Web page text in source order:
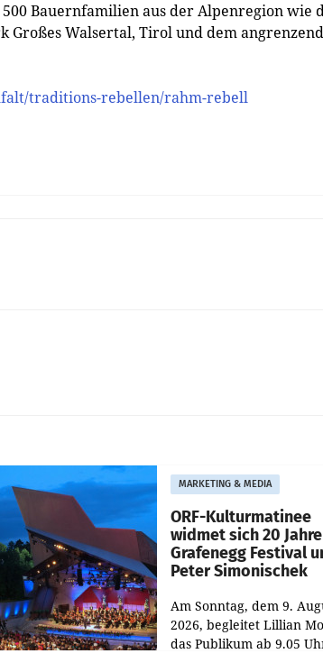
Bauernfamilien aus der Alpenregion wie
Großes Walsertal, Tirol und dem
traditions-rebellen/rahm-rebell
MARKETING & MEDIA
ORF-Kulturmatinee
widmet sich 20
Grafenegg Festival
Peter Simonischek
Am Sonntag, dem 9.
2026, begleitet Lillian
das Publikum ab 9.05